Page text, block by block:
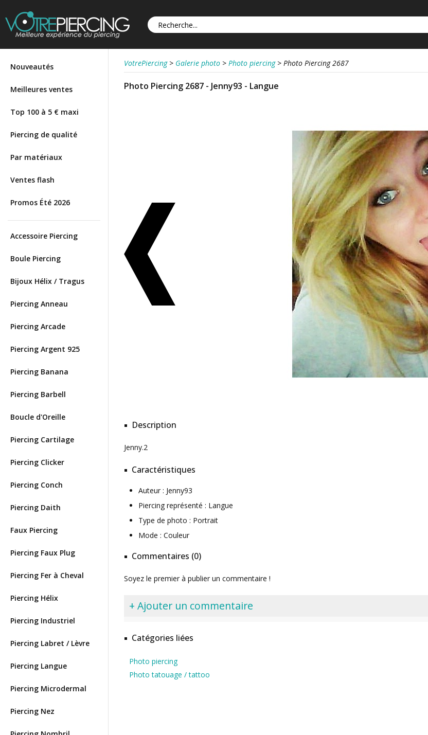
Nouveautés
Meilleures ventes
Top 100 à 5 € maxi
Piercing de qualité
Par matériaux
Ventes flash
Promos Été 2026
Accessoire Piercing
Boule Piercing
Bijoux Hélix / Tragus
Piercing Anneau
Piercing Arcade
Piercing Argent 925
Piercing Banana
Piercing Barbell
Boucle d'Oreille
Piercing Cartilage
Piercing Clicker
Piercing Conch
Piercing Daith
Faux Piercing
Piercing Faux Plug
Piercing Fer à Cheval
Piercing Hélix
Piercing Industriel
Piercing Labret / Lèvre
Piercing Langue
Piercing Microdermal
Piercing Nez
VotrePiercing > Galerie photo > Photo piercing > Photo Piercing 2687
Photo Piercing 2687 - Jenny93 - Langue
Description
Jenny.2
Caractéristiques
Auteur : Jenny93
Piercing représenté : Langue
Type de photo : Portrait
Mode : Couleur
Commentaires (0)
Soyez le premier à publier un commentaire !
+ Ajouter un commentaire
Catégories liées
Photo piercing
Photo tatouage / tattoo